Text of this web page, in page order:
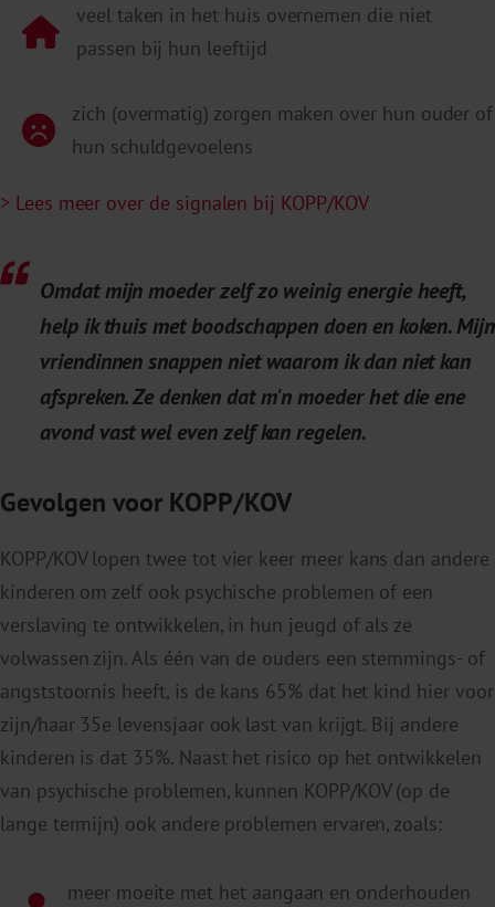
veel taken in het huis overnemen die niet
passen bij hun leeftijd
zich (overmatig) zorgen maken over hun ouder of
hun schuldgevoelens
> Lees meer over de signalen bij KOPP/KOV
Omdat mijn moeder zelf zo weinig energie heeft,
help ik thuis met boodschappen doen en koken. Mijn
vriendinnen snappen niet waarom ik dan niet kan
afspreken. Ze denken dat m'n moeder het die ene
avond vast wel even zelf kan regelen.
Gevolgen voor KOPP/KOV
KOPP/KOV lopen twee tot vier keer meer kans dan andere
kinderen om zelf ook psychische problemen of een
verslaving te ontwikkelen, in hun jeugd of als ze
volwassen zijn. Als één van de ouders een stemmings- of
angststoornis heeft, is de kans 65% dat het kind hier voor
zijn/haar 35e levensjaar ook last van krijgt. Bij andere
kinderen is dat 35%. Naast het risico op het ontwikkelen
van psychische problemen, kunnen KOPP/KOV (op de
lange termijn) ook andere problemen ervaren, zoals:
meer moeite met het aangaan en onderhouden